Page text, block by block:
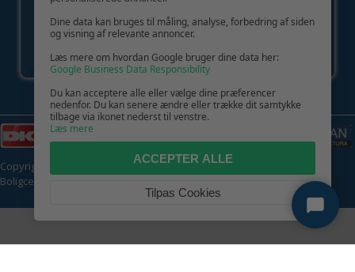
Copyright © 2026 | CVR: DK41222093 | Alle rettigheder forbeholdes |
Boligcenter.dk
Dine data kan bruges til måling, analyse, forbedring af siden
og visning af relevante annoncer.
Læs mere om hvordan Google bruger dine data her:
Google Business Data Responsibility
Du kan acceptere alle eller vælge dine præferencer
nedenfor. Du kan senere ændre eller trække dit samtykke
tilbage via ikonet nederst til venstre.
Læs mere
ACCEPTER ALLE
Tilpas Cookies